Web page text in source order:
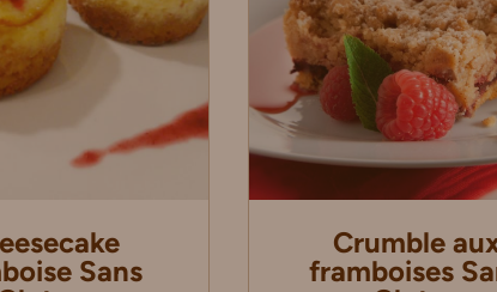
Sans
Crumble
framboises